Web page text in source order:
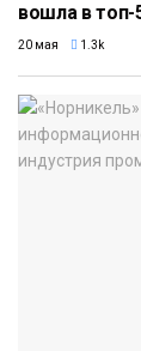
вошла в
20 мая 1.3k